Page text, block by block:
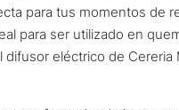
para tus momentos de
para ser utilizado en
difusor eléctrico de Cereria